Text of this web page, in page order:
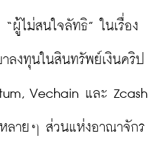
“ผู้ไม่สนใจลัทธิ” ในเรื่อง
ลงทุนในสินทรัพย์เงินคริป
Vechain และ Zcash
ลายๆ ส่วนแห่งอาณาจักร